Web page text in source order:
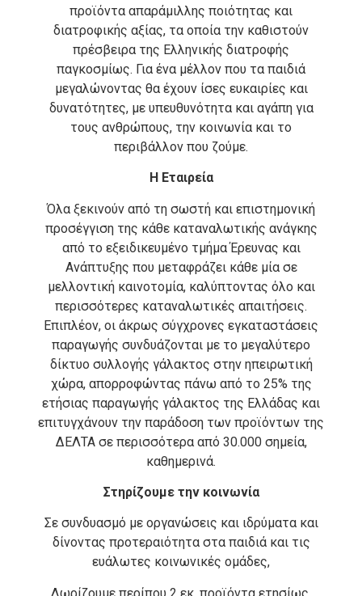
προϊόντα απαράμιλλης ποιότητας και
διατροφικής αξίας, τα οποία την καθιστούν
πρέσβειρα της Ελληνικής διατροφής
παγκοσμίως. Για ένα μέλλον που τα παιδιά
μεγαλώνοντας θα έχουν ίσες ευκαιρίες και
δυνατότητες, με υπευθυνότητα και αγάπη για
τους ανθρώπους, την κοινωνία και το
περιβάλλον που ζούμε.
Η Εταιρεία
Όλα ξεκινούν από τη σωστή και επιστημονική
προσέγγιση της κάθε καταναλωτικής ανάγκης
από το εξειδικευμένο τμήμα Έρευνας και
Ανάπτυξης που μεταφράζει κάθε μία σε
μελλοντική καινοτομία, καλύπτοντας όλο και
περισσότερες καταναλωτικές απαιτήσεις.
Επιπλέον, οι άκρως σύγχρονες εγκαταστάσεις
παραγωγής συνδυάζονται με το μεγαλύτερο
δίκτυο συλλογής γάλακτος στην ηπειρωτική
χώρα, απορροφώντας πάνω από το 25% της
ετήσιας παραγωγής γάλακτος της Ελλάδας και
επιτυγχάνουν την παράδοση των προϊόντων της
ΔΕΛΤΑ σε περισσότερα από 30.000 σημεία,
καθημερινά.
Στηρίζουμε την κοινωνία
Σε συνδυασμό με οργανώσεις και ιδρύματα και
δίνοντας προτεραιότητα στα παιδιά και τις
ευάλωτες κοινωνικές ομάδες,